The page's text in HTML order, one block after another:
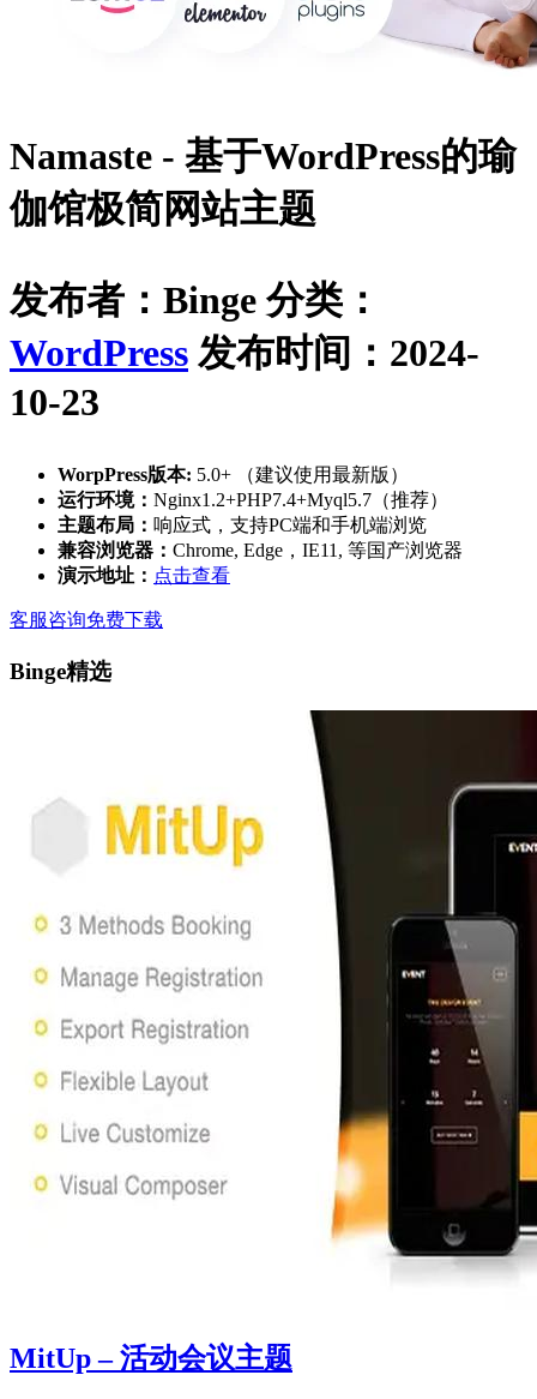
Namaste - 基于WordPress的瑜
伽馆极简网站主题
发布者：Binge 分类：
WordPress 发布时间：2024-
10-23
WorpPress版本: 5.0+ （建议使用最新版）
运行环境： Nginx1.2+PHP7.4+Myql5.7（推荐）
主题布局： 响应式，支持PC端和手机端浏览
兼容浏览器： Chrome, Edge，IE11, 等国产浏览器
演示地址： 点击查看
客服咨询免费下载
Binge精选
MitUp – 活动会议主题